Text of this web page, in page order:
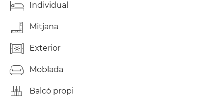
Individual
Mitjana
Exterior
Moblada
Balcó propi